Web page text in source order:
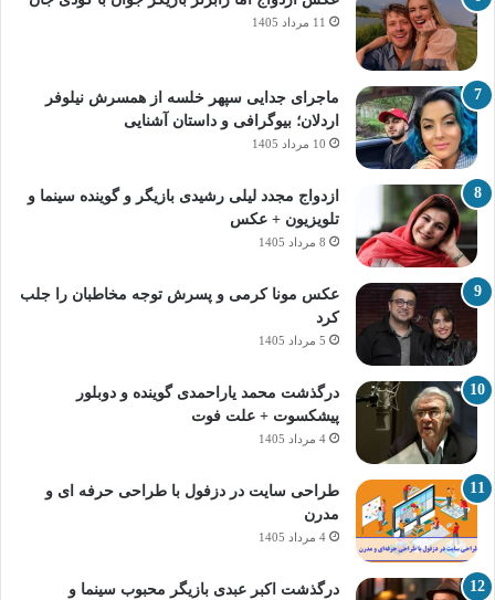
11 مرداد 1405
ماجرای جدایی سپهر خلسه از همسرش نیلوفر
اردلان؛ بیوگرافی و داستان آشنایی
10 مرداد 1405
ازدواج مجدد لیلی رشیدی بازیگر و گوینده سینما و
تلویزیون + عکس
8 مرداد 1405
عکس مونا کرمی و پسرش توجه مخاطبان را جلب
کرد
5 مرداد 1405
درگذشت محمد یاراحمدی گوینده و دوبلور
پیشکسوت + علت فوت
4 مرداد 1405
طراحی سایت در دزفول با طراحی حرفه‌ ای و
مدرن
4 مرداد 1405
درگذشت اکبر عبدی بازیگر محبوب سینما و